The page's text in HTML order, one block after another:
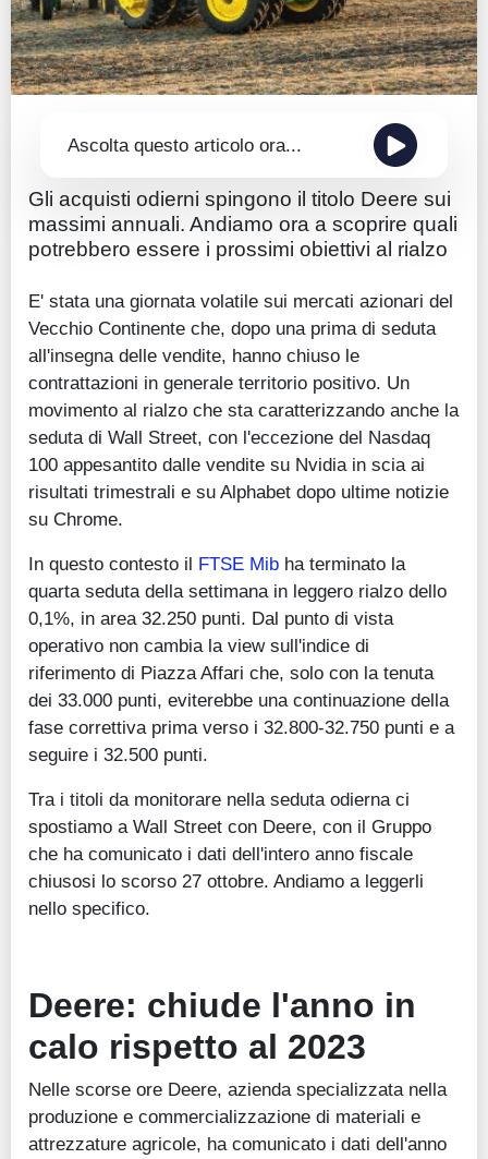
Ascolta questo articolo ora...
Gli acquisti odierni spingono il titolo Deere sui
massimi annuali. Andiamo ora a scoprire quali
potrebbero essere i prossimi obiettivi al rialzo
E' stata una giornata volatile sui mercati azionari del
Vecchio Continente che, dopo una prima di seduta
all'insegna delle vendite, hanno chiuso le
contrattazioni in generale territorio positivo. Un
movimento al rialzo che sta caratterizzando anche la
seduta di Wall Street, con l'eccezione del Nasdaq
100 appesantito dalle vendite su Nvidia in scia ai
risultati trimestrali e su Alphabet dopo ultime notizie
su Chrome.
In questo contesto il FTSE Mib ha terminato la
quarta seduta della settimana in leggero rialzo dello
0,1%, in area 32.250 punti. Dal punto di vista
operativo non cambia la view sull'indice di
riferimento di Piazza Affari che, solo con la tenuta
dei 33.000 punti, eviterebbe una continuazione della
fase correttiva prima verso i 32.800-32.750 punti e a
seguire i 32.500 punti.
Tra i titoli da monitorare nella seduta odierna ci
spostiamo a Wall Street con Deere, con il Gruppo
che ha comunicato i dati dell'intero anno fiscale
chiusosi lo scorso 27 ottobre. Andiamo a leggerli
nello specifico.
Deere: chiude l'anno in
calo rispetto al 2023
Nelle scorse ore Deere, azienda specializzata nella
produzione e commercializzazione di materiali e
attrezzature agricole, ha comunicato i dati dell'anno